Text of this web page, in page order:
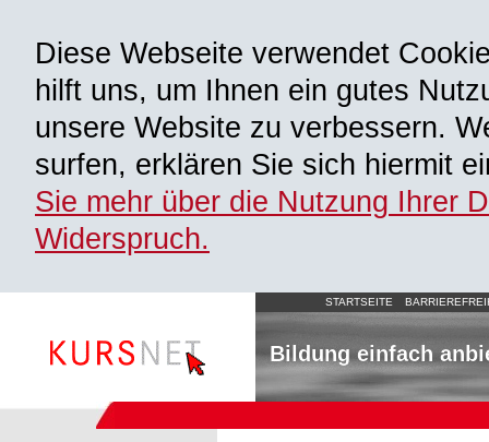
Diese Webseite verwendet
hilft uns, um Ihnen ein gutes
unsere Website zu verbessern.
surfen, erklären Sie sich hiermit
Sie mehr über die Nutzung Ihrer
Widerspruch.
STARTSEITE
Bildung einfach